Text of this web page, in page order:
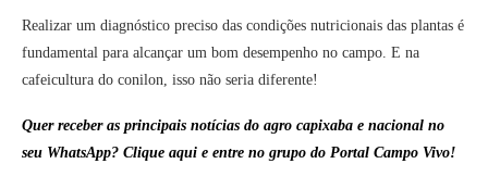
Realizar um diagnóstico preciso das condições nutricionais das plantas é
fundamental para alcançar um bom desempenho no campo. E na
cafeicultura do conilon, isso não seria diferente!
Quer receber as principais notícias do agro capixaba e nacional no
seu WhatsApp? Clique aqui e entre no grupo do Portal Campo Vivo!